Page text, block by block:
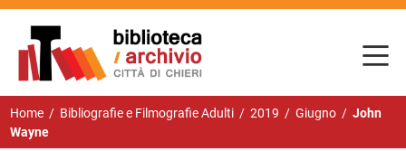
Home / Bibliografie e Filmografie Adulti / 2019 / Giugno / John
Wayne